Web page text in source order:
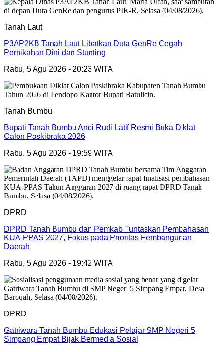
Tanah Laut
P3AP2KB Tanah Laut Libatkan Duta GenRe Cegah
Pernikahan Dini dan Stunting
Rabu, 5 Agu 2026 - 20:23 WITA
Tanah Bumbu
Bupati Tanah Bumbu Andi Rudi Latif Resmi Buka Diklat
Calon Paskibraka 2026
Rabu, 5 Agu 2026 - 19:59 WITA
DPRD
DPRD Tanah Bumbu dan Pemkab Tuntaskan Pembahasan
KUA-PPAS 2027, Fokus pada Prioritas Pembangunan
Daerah
Rabu, 5 Agu 2026 - 19:42 WITA
DPRD
Gatriwara Tanah Bumbu Edukasi Pelajar SMP Negeri 5
Simpang Empat Bijak Bermedia Sosial